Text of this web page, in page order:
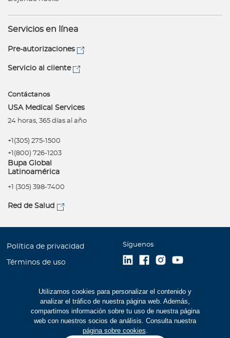
Utilizamos cookies para personalizar el contenido y
analizar el tráfico de nuestra página web. Además,
compartimos información sobre tu uso de nuestra página
web con nuestros socios de análisis. Consulta nuestra
página sobre cookies.
Servicios en línea
Pre-autorizaciones
Servicio al cliente
Contáctanos
USA Medical Services
24 horas, 365 días al año
+1(305) 275-1500
+1(800) 726-1203
Bupa Global
Latinoamérica
+1 (305) 398-7400
Red de Salud
Política de privacidad
Términos de uso
Mapa del Sitio
Trabaje con Bupa
Estados Financieros (516
Síguenos